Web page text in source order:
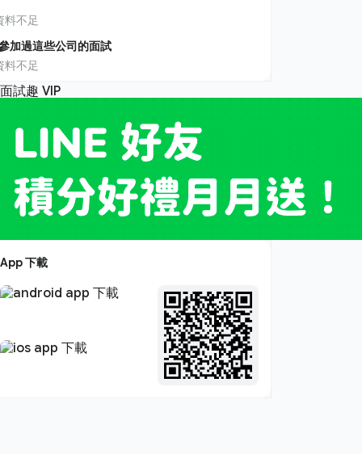
料不足
加過這些公司的面試
料不足
App 下載